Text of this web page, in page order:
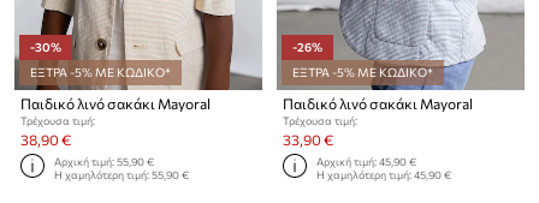
-30%
ΕΞΤΡΑ -5% ΜΕ ΚΩΔΙΚΟ*
Παιδικό λινό σακάκι Mayoral
Τρέχουσα τιμή:
38,90 €
Αρχική τιμή:55,90 €
Η χαμηλότερη τιμή:55,90 €
-26%
ΕΞΤΡΑ -5% ΜΕ ΚΩΔΙΚΟ*
Παιδικό λινό σακάκι Mayoral
Τρέχουσα τιμή:
33,90 €
Αρχική τιμή:45,90 €
Η χαμηλότερη τιμή:45,90 €